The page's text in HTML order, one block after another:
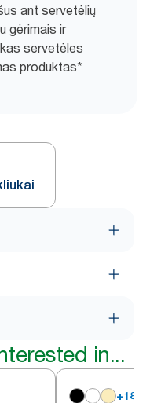
ant servetėlių
gėrimais ir
servetėles
produktas*
in...
+18